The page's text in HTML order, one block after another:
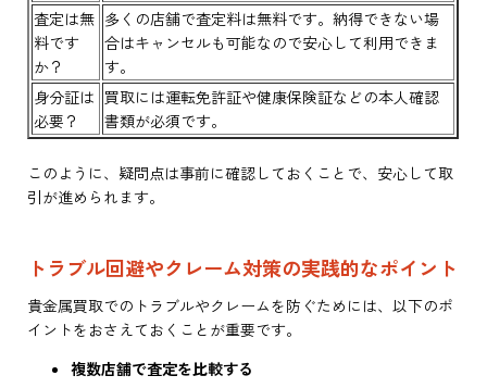
査定は無
料です
か？
多くの店舗で査定料は無料です。納得できない場
合はキャンセルも可能なので安心して利用できま
す。
身分証は
必要？
買取には運転免許証や健康保険証などの本人確認
書類が必須です。
このように、疑問点は事前に確認しておくことで、安心して取
引が進められます。
トラブル回避やクレーム対策の実践的なポイント
貴金属買取でのトラブルやクレームを防ぐためには、以下のポ
イントをおさえておくことが重要です。
複数店舗で査定を比較する